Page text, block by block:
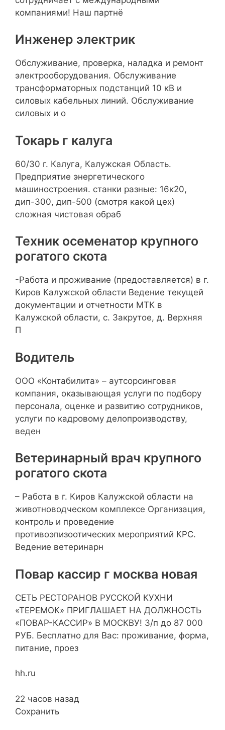
компаниями! Наш партнё
Инженер электрик
Обслуживание, проверка, наладка и ремонт
электрооборудования. Обслуживание
трансформаторных подстанций 10 кВ и
силовых кабельных линий. Обслуживание
силовых и о
Токарь г калуга
60/30 г. Калуга, Калужская Область.
Предприятие энергетического
машиностроения. станки разные: 16к20,
дип-300, дип-500 (смотря какой цех)
сложная чистовая обраб
Техник осеменатор крупного
рогатого скота
-Работа и проживание (предоставляется) в г.
Киров Калужской области Ведение текущей
документации и отчетности МТК в
Калужской области, с. Закрутое, д. Верхняя
П
Водитель
ООО «Контабилита» – аутсорсинговая
компания, оказывающая услуги по подбору
персонала, оценке и развитию сотрудников,
услуги по кадровому делопроизводству,
веден
Ветеринарный врач крупного
рогатого скота
– Работа в г. Киров Калужской области на
животноводческом комплексе Организация,
контроль и проведение
противоэпизоотических мероприятий КРС.
Ведение ветеринарн
Повар кассир г москва новая
СЕТЬ РЕСТОРАНОВ РУССКОЙ КУХНИ
«ТЕРЕМОК» ПРИГЛАШАЕТ НА ДОЛЖНОСТЬ
«ПОВАР-КАССИР» В МОСКВУ! З/п до 87 000
РУБ. Бесплатно для Вас: проживание, форма,
питание, проез
hh.ru
22 часов назад
Сохранить